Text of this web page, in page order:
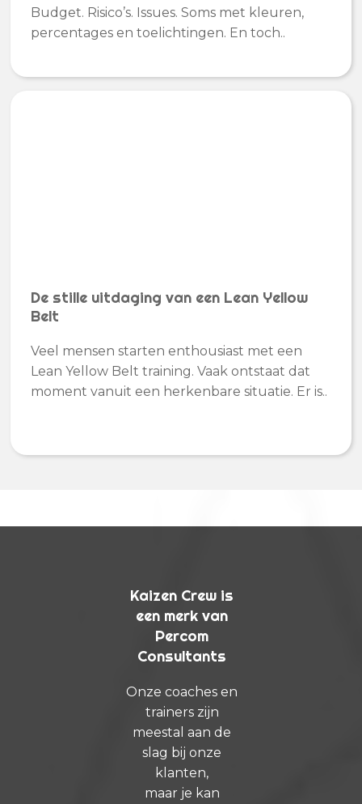
Budget. Risico’s. Issues. Soms met kleuren,
percentages en toelichtingen. En toch..
De stille uitdaging van een Lean Yellow
Belt
Veel mensen starten enthousiast met een
Lean Yellow Belt training. Vaak ontstaat dat
moment vanuit een herkenbare situatie. Er is..
Kaizen Crew is
een merk van
Percom
Consultants
Onze coaches en
trainers zijn
meestal aan de
slag bij onze
klanten,
maar je kan